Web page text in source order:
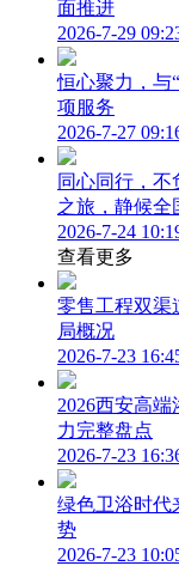
面推进
2026-7-29
恒心聚力，与
项服务
2026-7-27
同心同行，不
之旅，静候全
2026-7-24
查看更多
零售工程双渠
局概况
2026-7-23
2026西安高
力完整盘点
2026-7-23
绿色卫浴时代
势
2026-7-23